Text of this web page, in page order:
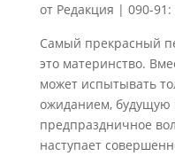
от Редакция | 090-
Самый прекрасный
это материнство.
может испытывать
ожиданием, будущую
предпраздничное
наступает